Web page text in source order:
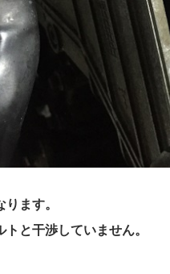
ます。
と干渉していません。